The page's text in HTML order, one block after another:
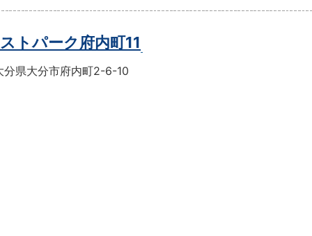
トパーク府内町11
分県大分市府内町2-6-10